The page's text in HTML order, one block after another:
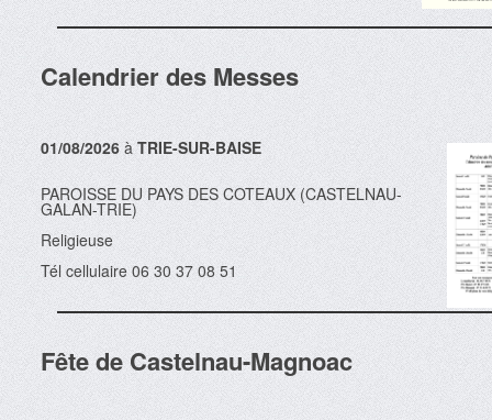
Calendrier des Messes
01/08/2026 àTRIE-SUR-BAISE
PAROISSE DU PAYS DES COTEAUX (CASTELNAU-
GALAN-TRIE)
Religieuse
Tél cellulaire 06 30 37 08 51
Fête de Castelnau-Magnoac